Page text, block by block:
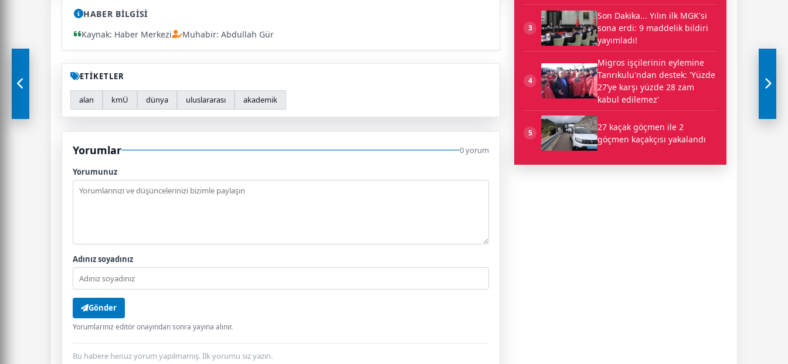
HABER BİLGİSİ
Kaynak: Haber Merkezi
Muhabir: Abdullah Gür
ETİKETLER
alan kmÜ dünya uluslararası akademik
Yorumlar 0 yorum
Yorumunuz
Adınız soyadınız
Gönder
Yorumlarınız editör onayından sonra yayına alınır.
Bu habere henüz yorum yapılmamış. İlk yorumu siz yazın.
3
Son Dakika... Yılın ilk MGK'si
sona erdi: 9 maddelik bildiri
yayımladı!
4
Migros işçilerinin eylemine
Tanrıkulu'ndan destek: 'Yüzde
27’ye karşı yüzde 28 zam
kabul edilemez'
5
27 kaçak göçmen ile 2
göçmen kaçakçısı yakalandı